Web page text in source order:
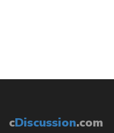
cDiscussion.com